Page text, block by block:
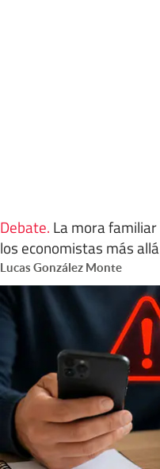
Debate. La mora
los economistas más
Lucas González Monte